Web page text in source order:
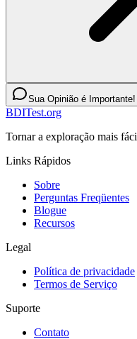
Sua Opinião é Importante!
BDITest.org
Tornar a exploração mais
Links Rápidos
Sobre
Perguntas Freqüentes
Blogue
Recursos
Legal
Política de privacidade
Termos de Serviço
Suporte
Contato